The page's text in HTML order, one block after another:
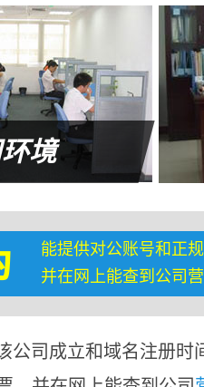
境
能提供对公账号和正
并在网上能查到公司
公司成立和域名注册时